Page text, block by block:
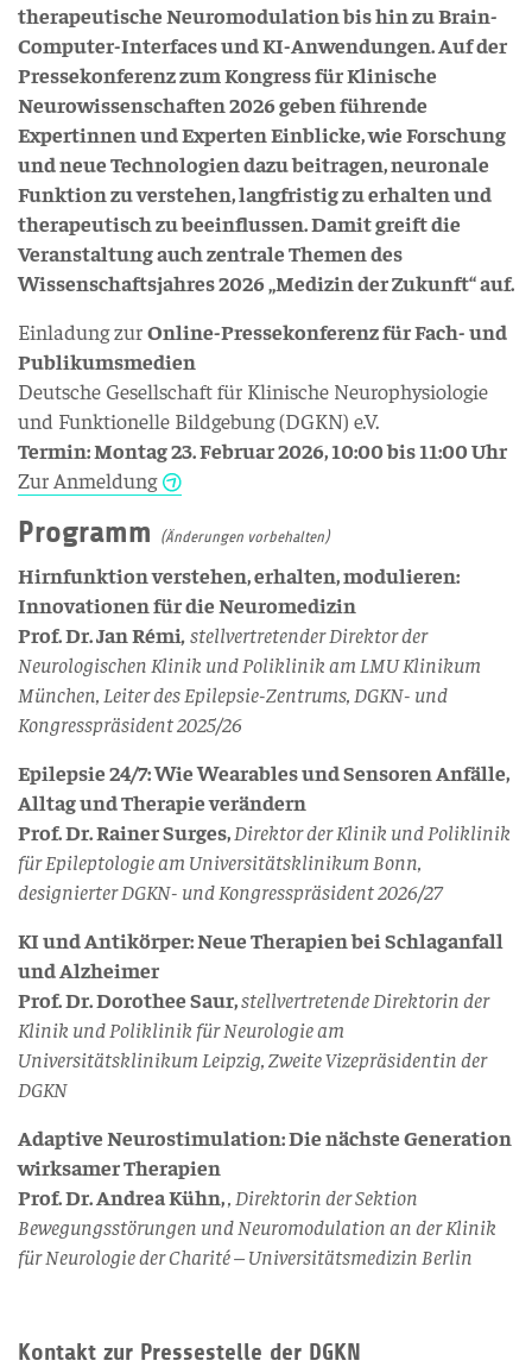
therapeutische Neuromodulation bis hin zu Brain-
Computer-Interfaces und KI-Anwendungen. Auf der
Pressekonferenz zum Kongress für Klinische
Neurowissenschaften 2026 geben führende
Expertinnen und Experten Einblicke, wie Forschung
und neue Technologien dazu beitragen, neuronale
Funktion zu verstehen, langfristig zu erhalten und
therapeutisch zu beeinflussen. Damit greift die
Veranstaltung auch zentrale Themen des
Wissenschaftsjahres 2026 „Medizin der Zukunft“ auf.
Einladung zurOnline-Pressekonferenz für Fach- und
Publikumsmedien
Deutsche Gesellschaft für Klinische Neurophysiologie
und Funktionelle Bildgebung (DGKN) e.V.
Termin: Montag 23. Februar 2026, 10:00 bis 11:00 Uhr
Zur Anmeldung
Programm (Änderungen vorbehalten)
Hirnfunktion verstehen, erhalten, modulieren:
Innovationen für die Neuromedizin
Prof. Dr. Jan Rémi,stellvertretender Direktor der
Neurologischen Klinik und Poliklinik am LMU Klinikum
München, Leiter des Epilepsie-Zentrums, DGKN- und
Kongresspräsident 2025/26
Epilepsie 24/7: Wie Wearables und Sensoren Anfälle,
Alltag und Therapie verändern
Prof. Dr. Rainer Surges,Direktor der Klinik und Poliklinik
für Epileptologie am Universitätsklinikum Bonn,
designierter DGKN- und Kongresspräsident 2026/27
KI und Antikörper: Neue Therapien bei Schlaganfall
und Alzheimer
Prof. Dr. Dorothee Saur,stellvertretende Direktorin der
Klinik und Poliklinik für Neurologie am
Universitätsklinikum Leipzig, Zweite Vizepräsidentin der
DGKN
Adaptive Neurostimulation: Die nächste Generation
wirksamer Therapien
Prof. Dr. Andrea Kühn,, Direktorin der Sektion
Bewegungsstörungen und Neuromodulation an der Klinik
für Neurologie der Charité – Universitätsmedizin Berlin
Kontakt zur Pressestelle der DGKN